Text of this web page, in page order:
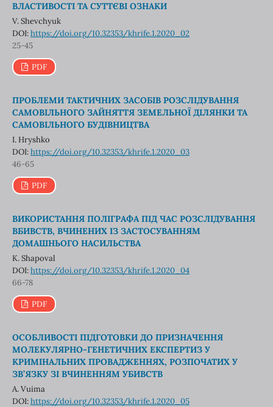
ВЛАСТИВОСТІ ТА СУТТЄВІ ОЗНАКИ
V. Shevchyuk
DOI:https://doi.org/10.32353/khrife.1.2020_02
25-45
PDF
ПРОБЛЕМИ ТАКТИЧНИХ ЗАСОБІВ РОЗСЛІДУВАННЯ
САМОВІЛЬНОГО ЗАЙНЯТТЯ ЗЕМЕЛЬНОЇ ДІЛЯНКИ ТА
САМОВІЛЬНОГО БУДІВНИЦТВА
I. Hryshko
DOI:https://doi.org/10.32353/khrife.1.2020_03
46-65
PDF
ВИКОРИСТАННЯ ПОЛІГРАФА ПІД ЧАС РОЗСЛІДУВАННЯ
ВБИВСТВ, ВЧИНЕНИХ ІЗ ЗАСТОСУВАННЯМ
ДОМАШНЬОГО НАСИЛЬСТВА
K. Shapoval
DOI:https://doi.org/10.32353/khrife.1.2020_04
66-78
PDF
ОСОБЛИВОСТІ ПІДГОТОВКИ ДО ПРИЗНАЧЕННЯ
МОЛЕКУЛЯРНО-ГЕНЕТИЧНИХ ЕКСПЕРТИЗ У
КРИМІНАЛЬНИХ ПРОВАДЖЕННЯХ, РОЗПОЧАТИХ У
ЗВ’ЯЗКУ ЗІ ВЧИНЕННЯМ УБИВСТВ
A. Vuima
DOI:https://doi.org/10.32353/khrife.1.2020_05